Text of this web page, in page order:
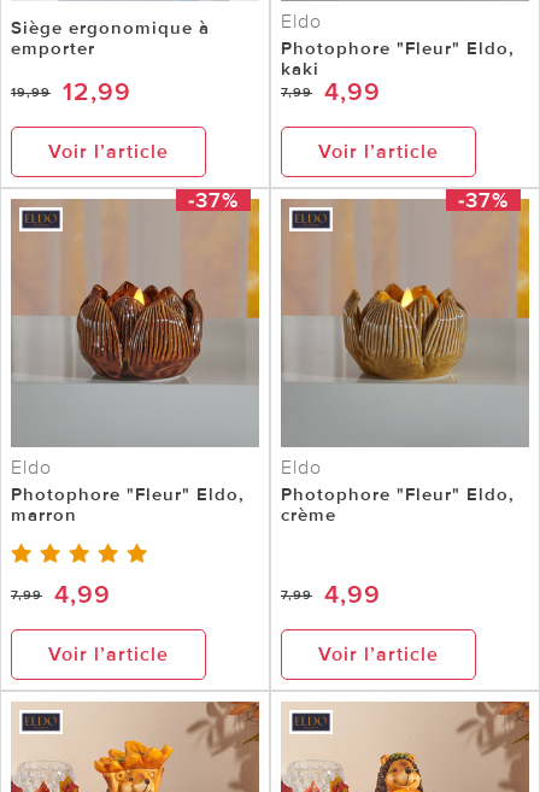
Siège ergonomique à
emporter
19,99 12,99
Voir l’article
Eldo
Photophore "Fleur" Eldo,
kaki
7,99 4,99
Voir l’article
-37%
Eldo
Photophore "Fleur" Eldo,
marron
7,99 4,99
Voir l’article
-37%
Eldo
Photophore "Fleur" Eldo,
crème
7,99 4,99
Voir l’article